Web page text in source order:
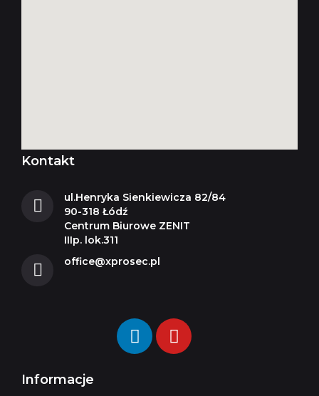
Kontakt
ul.Henryka Sienkiewicza 82/84
90-318 Łódź
Centrum Biurowe ZENIT
IIIp. lok.311
office@xprosec.pl
Informacje